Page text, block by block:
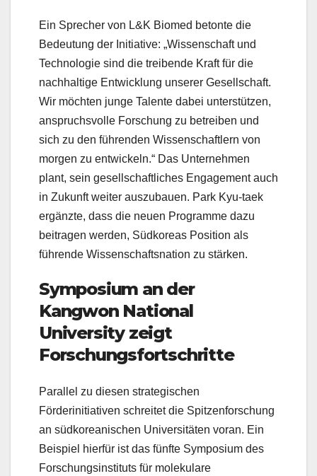
Ein Sprecher von L&K Biomed betonte die
Bedeutung der Initiative: „Wissenschaft und
Technologie sind die treibende Kraft für die
nachhaltige Entwicklung unserer Gesellschaft.
Wir möchten junge Talente dabei unterstützen,
anspruchsvolle Forschung zu betreiben und
sich zu den führenden Wissenschaftlern von
morgen zu entwickeln.“ Das Unternehmen
plant, sein gesellschaftliches Engagement auch
in Zukunft weiter auszubauen. Park Kyu-taek
ergänzte, dass die neuen Programme dazu
beitragen werden, Südkoreas Position als
führende Wissenschaftsnation zu stärken.
Symposium an der
Kangwon National
University zeigt
Forschungsfortschritte
Parallel zu diesen strategischen
Förderinitiativen schreitet die Spitzenforschung
an südkoreanischen Universitäten voran. Ein
Beispiel hierfür ist das fünfte Symposium des
Forschungsinstituts für molekulare